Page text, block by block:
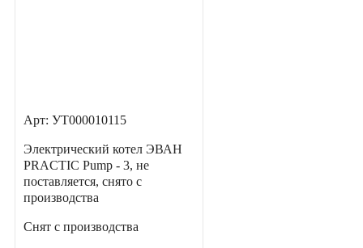
Арт: УТ000010115
Электрический котел ЭВАН
PRACTIC Pump - 3, не
поставляется, снято с
производства
Снят с производства